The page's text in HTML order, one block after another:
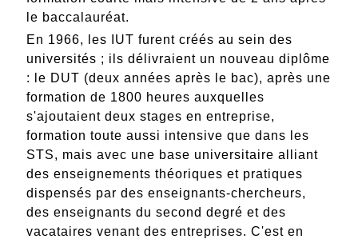
le baccalauréat.
En 1966, les IUT furent créés au sein des
universités ; ils délivraient un nouveau diplôme
: le DUT (deux années après le bac), après une
formation de 1800 heures auxquelles
s'ajoutaient deux stages en entreprise,
formation toute aussi intensive que dans les
STS, mais avec une base universitaire alliant
des enseignements théoriques et pratiques
dispensés par des enseignants-chercheurs,
des enseignants du second degré et des
vacataires venant des entreprises. C'est en